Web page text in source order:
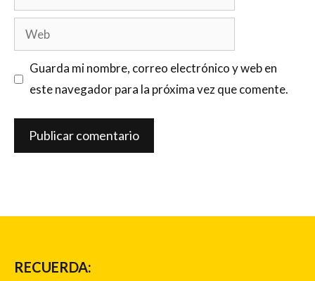
electrónico
Web
Guarda mi nombre, correo electrónico y web en
este navegador para la próxima vez que comente.
RECUERDA: